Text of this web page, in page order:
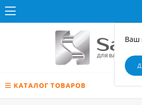
Ваш
КАТАЛОГ ТОВАРОВ